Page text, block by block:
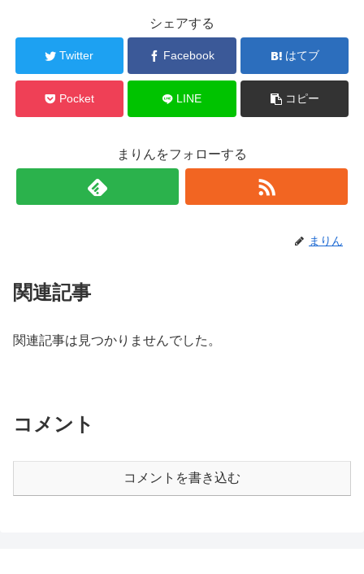
シェアする
Twitter Facebook はてブ
Pocket LINE コピー
まりんをフォローする
まりん
関連記事
関連記事は見つかりませんでした。
コメント
コメントを書き込む